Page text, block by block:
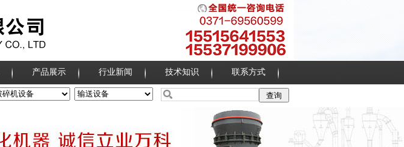
产品展示 行业新闻 技术知识 联系方式